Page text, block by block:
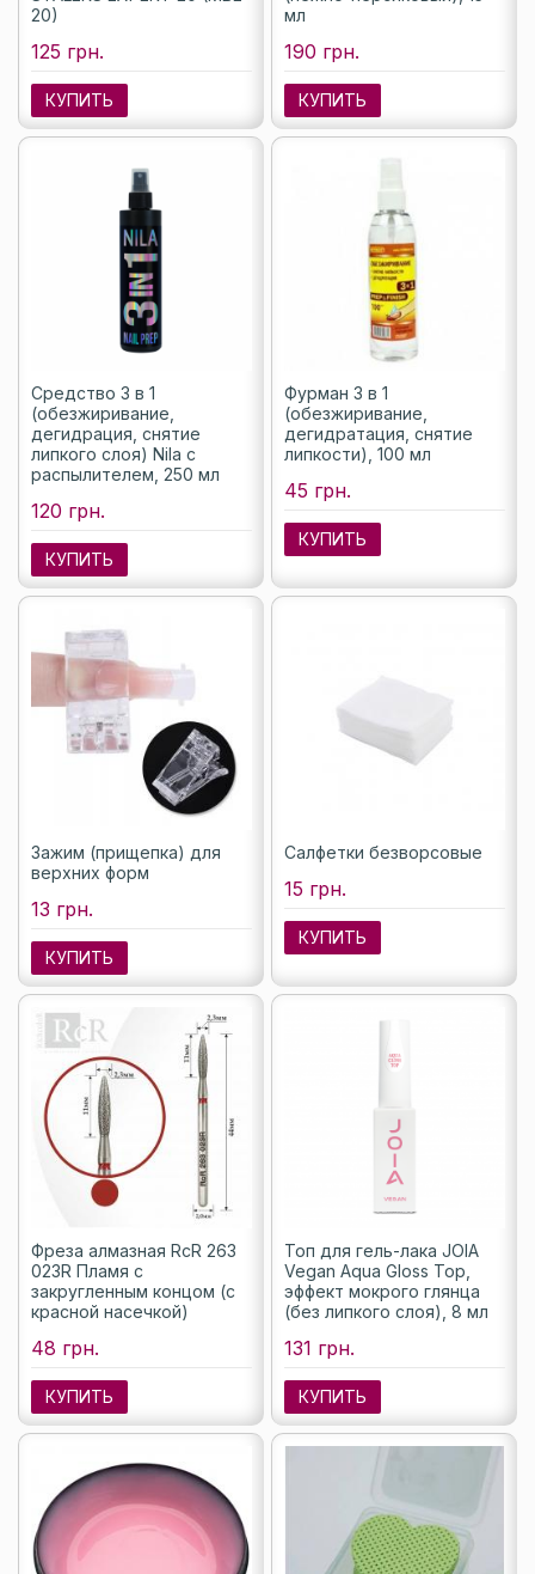
20)
125 грн.
КУПИТЬ
мл
190 грн.
КУПИТЬ
Средство 3 в 1
(обезжиривание,
дегидрация, снятие
липкого слоя) Nila с
распылителем, 250 мл
120 грн.
КУПИТЬ
Фурман 3 в 1
(обезжиривание,
дегидратация, снятие
липкости), 100 мл
45 грн.
КУПИТЬ
Зажим (прищепка) для
верхних форм
13 грн.
КУПИТЬ
Салфетки безворсовые
15 грн.
КУПИТЬ
Фреза алмазная RcR 263
023R Пламя с
закругленным концом (с
красной насечкой)
48 грн.
КУПИТЬ
Топ для гель-лака JOIA
Vegan Aqua Gloss Top,
эффект мокрого глянца
(без липкого слоя), 8 мл
131 грн.
КУПИТЬ